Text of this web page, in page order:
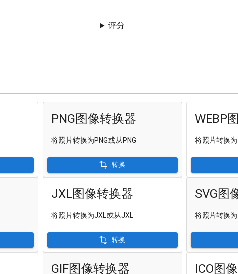
评分
PNG图像转换器
将照片转换为PNG或从PNG
转换
WEBP
将照片转换
JXL图像转换器
将照片转换为JXL或从JXL
转换
SVG图
将照片转换
GIF图像转换器 ICO图